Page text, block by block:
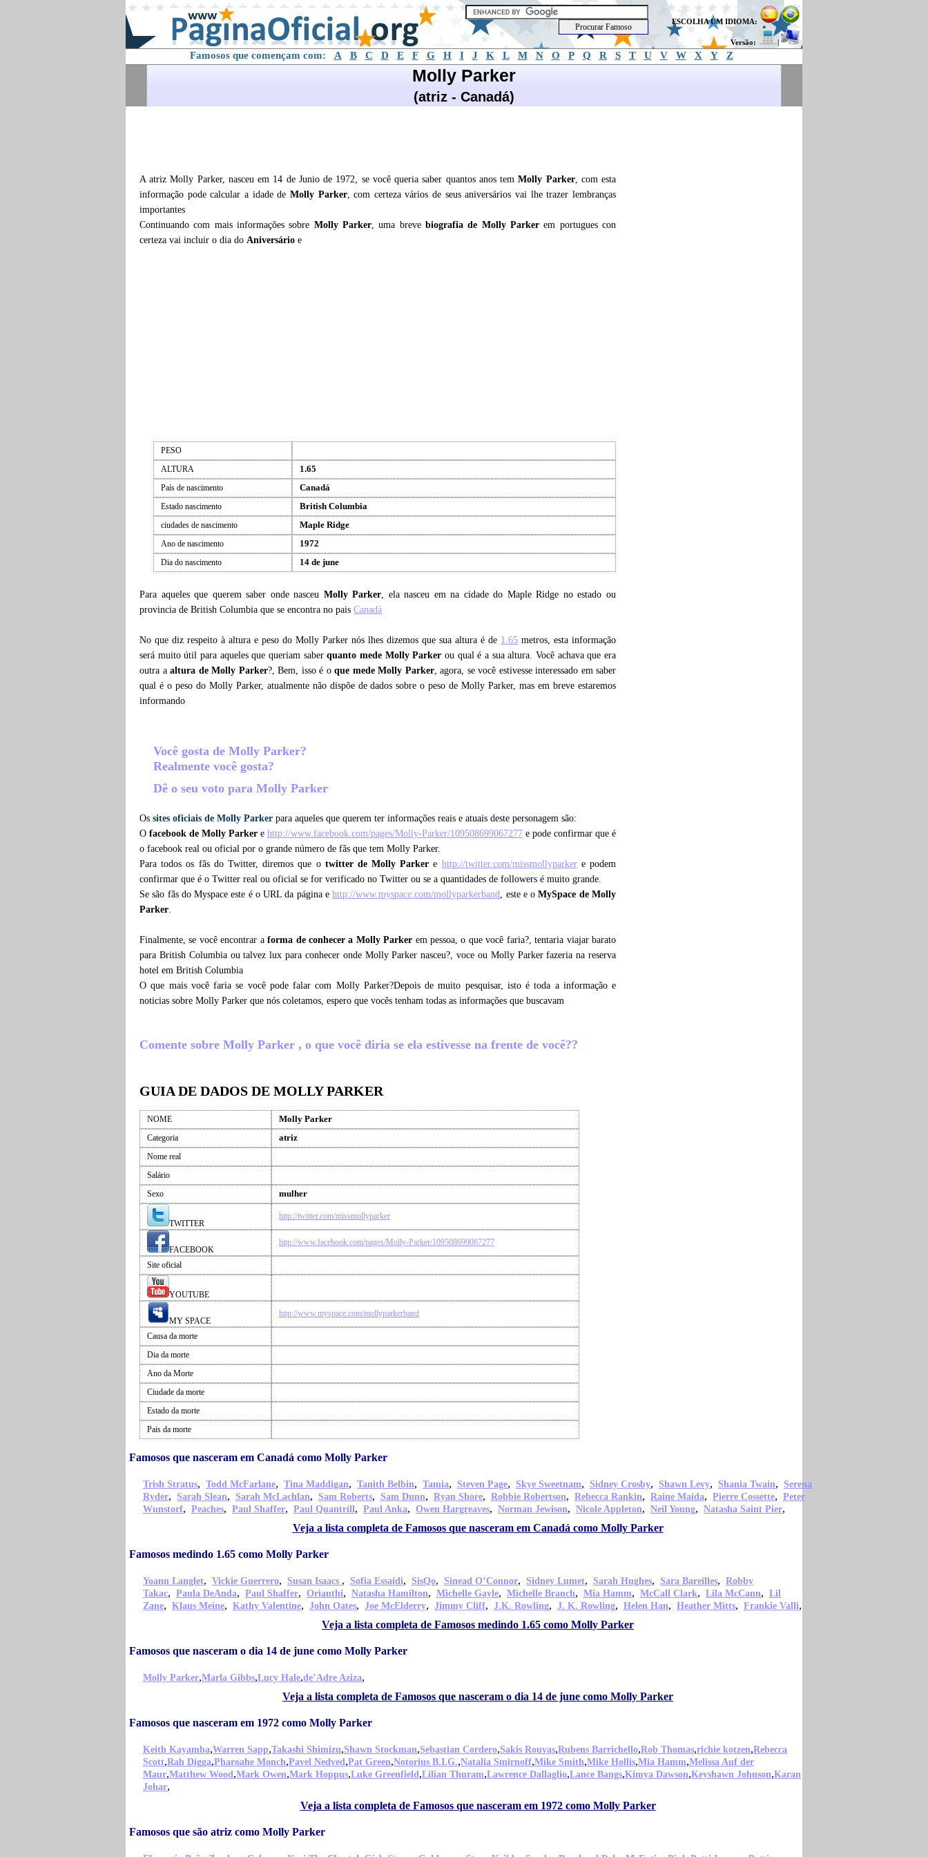
ESCOLHA UM IDIOMA:
Versão: |
Famosos que començam com: A B C D E F G H I J K L M N O P Q R S T U V W X Y Z
Molly Parker
(atriz - Canadá)
A atriz Molly Parker, nasceu em 14 de Junio de 1972, se você queria saber quantos anos temMolly Parker, com esta
informação pode calcular a idade de Molly Parker, com certeza vários de seus aniversários vai lhe trazer lembranças
importantes
Continuando com mais informações sobre Molly Parker, uma brevebiografia de Molly Parker em portugues con
certeza vai incluir o dia do Aniversário e
PESO
ALTURA
1.65
País de nascimento Canadá
Estado nascimento British Columbia
ciudades de nascimento Maple Ridge
Ano de nascimento 1972
Dia do nascimento 14 de june
Para aqueles que querem saber onde nasceu Molly Parker, ela nasceu em na cidade do Maple Ridge no estado ou
provincia de British Columbia que se encontra no pais Canadá
No que diz respeito à altura e peso do Molly Parker nós lhes dizemos que sua altura é de 1.65 metros, esta informação
será muito útil para aqueles que queriam saberquanto mede Molly Parker ou qual é a sua altura. Você achava que era
outra a altura de Molly Parker?, Bem, isso é o que mede Molly Parker, agora, se você estivesse interessado em saber
qual é o peso do Molly Parker, atualmente não dispõe de dados sobre o peso de Molly Parker, mas em breve estaremos
informando
Você gosta de Molly Parker?
Realmente você gosta?
Dê o seu voto para Molly Parker
Os sites oficiais de Molly Parker para aqueles que querem ter informações reais e atuais deste personagem são:
O facebook de Molly Parker e http://www.facebook.com/pages/Molly-Parker/109508699067277 e pode confirmar que é
o facebook real ou oficial por o grande número de fãs que tem Molly Parker.
Para todos os fãs do Twitter, diremos que o twitter de Molly Parker e http://twitter.com/missmollyparkere podem
confirmar que é o Twitter real ou oficial se for verificado no Twitter ou se a quantidades de followers é muito grande.
Se são fãs do Myspace este é o URL da página ehttp://www.myspace.com/mollyparkerband, este e oMySpace de Molly
Parker.
Finalmente, se você encontrar aforma de conhecer a Molly Parker em pessoa, o que você faria?, tentaria viajar barato
para British Columbia ou talvez lux para conhecer onde Molly Parker nasceu?, voce ou Molly Parker fazeria na reserva
hotel em British Columbia
O que mais você faria se você pode falar com Molly Parker?Depois de muito pesquisar, isto é toda a informação e
noticias sobre Molly Parker que nós coletamos, espero que vocês tenham todas as informações que buscavam
Comente sobre Molly Parker , o que você diria se ela estivesse na frente de você??
GUIA DE DADOS DE MOLLY PARKER
NOME Molly Parker
Categoria atriz
Nome real
Salário
Sexo
mulher
TWITTER
http://twitter.com/missmollyparker
FACEBOOK
http://www.facebook.com/pages/Molly-Parker/109508699067277
Site oficial
YOUTUBE
MY SPACE
http://www.myspace.com/mollyparkerband
Causa da morte
Dia da morte
Ano da Morte
Ciudade da morte
Estado da morte
Pais da morte
Famosos que nasceram em Canadá como Molly Parker
Trish Stratus, Todd McFarlane, Tina Maddigan, Tanith Belbin, Tamia, Steven Page, Skye Sweetnam, Sidney Crosby, Shawn Levy, Shania Twain, Serena
Ryder, Sarah Slean, Sarah McLachlan, Sam Roberts, Sam Dunn, Ryan Shore, Robbie Robertson, Rebecca Rankin, Raine Maida, Pierre Cossette, Peter
Wunstorf, Peaches, Paul Shaffer, Paul Quantrill, Paul Anka, Owen Hargreaves, Norman Jewison, Nicole Appleton, Neil Young, Natasha Saint Pier,
Veja a lista completa de Famosos que nasceram em Canadá como Molly Parker
Famosos medindo 1.65 como Molly Parker
Yoann Langlet, Vickie Guerrero, Susan Isaacs , Sofia Essaidi, SisQo, Sinead O’Connor, Sidney Lumet, Sarah Hughes, Sara Bareilles, Robby
Takac, Paula DeAnda, Paul Shaffer, Orianthi, Natasha Hamilton, Michelle Gayle, Michelle Branch, Mia Hamm, McCall Clark, Lila McCann, Lil
Zane, Klaus Meine, Kathy Valentine, John Oates, Joe McElderry, Jimmy Cliff, J.K. Rowling, J. K. Rowling, Helen Han, Heather Mitts, Frankie Valli,
Veja a lista completa de Famosos medindo 1.65 como Molly Parker
Famosos que nasceram o dia 14 de june como Molly Parker
Molly Parker,Marla Gibbs,Lucy Hale,de’Adre Aziza,
Veja a lista completa de Famosos que nasceram o dia 14 de june como Molly Parker
Famosos que nasceram em 1972 como Molly Parker
Keith Kayamba,Warren Sapp,Takashi Shimizu,Shawn Stockman,Sebastian Cordero,Sakis Rouvas,Rubens Barrichello,Rob Thomas,richie kotzen,Rebecca
Scott,Rah Digga,Pharoahe Monch,Pavel Nedved,Pat Green,Notorius B.I.G.,Natalia Smirnoff,Mike Smith,Mike Hollis,Mia Hamm,Melissa Auf der
Maur,Matthew Wood,Mark Owen,Mark Hoppus,Luke Greenfield,Lilian Thuram,Lawrence Dallaglio,Lance Bangs,Kimya Dawson,Keyshawn Johnson,Karan
Johar,
Veja a lista completa de Famosos que nasceram em 1972 como Molly Parker
Famosos que são atriz como Molly Parker